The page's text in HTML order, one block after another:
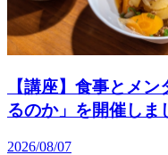
【講座】食事とメ
るのか」を開催しま
2026/08/07